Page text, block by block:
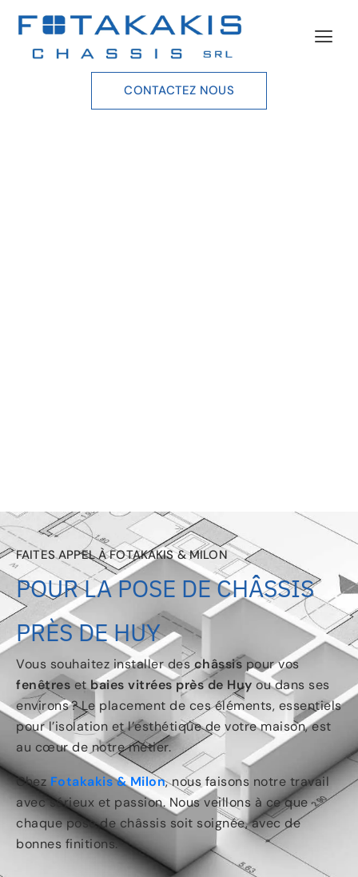
CONTACTEZ NOUS
FAITES APPEL À FOTAKAKIS & MILON
POUR LA POSE DE CHÂSSIS
PRÈS DE HUY
Vous souhaitez installer des châssis pour vos
fenêtresetbaies vitrées près de Huyou dans ses
environs ? Le placement de ces éléments, essentiels
pour l’isolation et l’esthétique de votre maison, est
au cœur de notre métier.
Chez Fotakakis & Milon, nous faisons notre travail
avec sérieux et passion. Nous veillons à ce que
chaque pose de châssis soit soignée, avec de
bonnes finitions.